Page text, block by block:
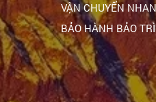
VẬN CHUYỂN
BẢO HÀNH BẢO TRÌ